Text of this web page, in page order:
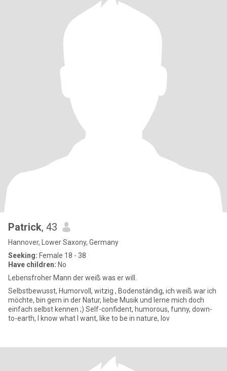
Patrick, 43
Hannover, Lower Saxony, Germany
Seeking: Female 18 - 38
Have children: No
Lebensfroher Mann der weiß was er will.
Selbstbewusst, Humorvoll, witzig , Bodenständig, ich weiß war ich
möchte, bin gern in der Natur, liebe Musik und lerne mich doch
einfach selbst kennen ;) Self-confident, humorous, funny, down-
to-earth, I know what I want, like to be in nature, lov